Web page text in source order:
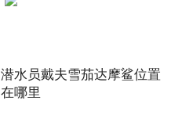
潜水员戴夫雪茄达摩鲨位置
在哪里